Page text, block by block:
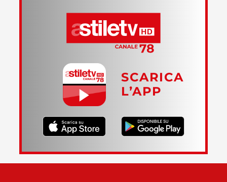
SCARICA
L’APP